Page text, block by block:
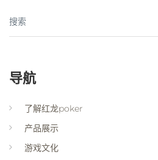
搜索
导航
了解红龙poker
产品展示
游戏文化